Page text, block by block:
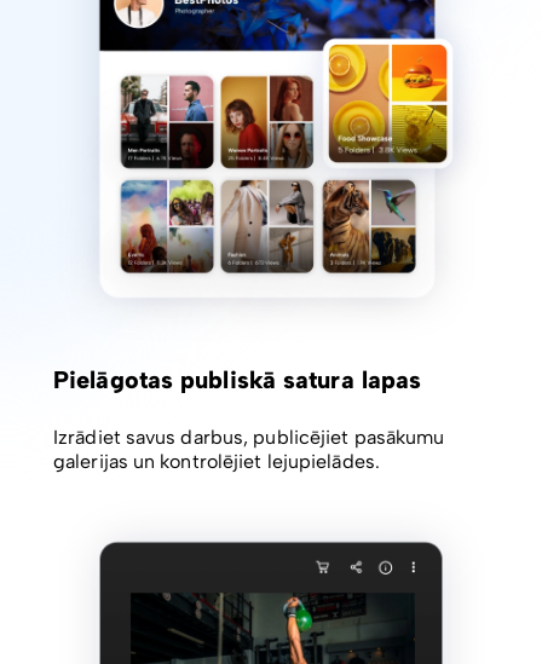
Pielāgotas publiskā satura lapas
Izrādiet savus darbus, publicējiet pasākumu
galerijas un kontrolējiet lejupielādes.